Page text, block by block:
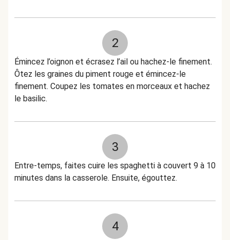
2
Émincez l’oignon et écrasez l’ail ou hachez-le finement.
Ôtez les graines du piment rouge et émincez-le
finement. Coupez les tomates en morceaux et hachez
le basilic.
3
Entre-temps, faites cuire les spaghetti à couvert 9 à 10
minutes dans la casserole. Ensuite, égouttez.
4